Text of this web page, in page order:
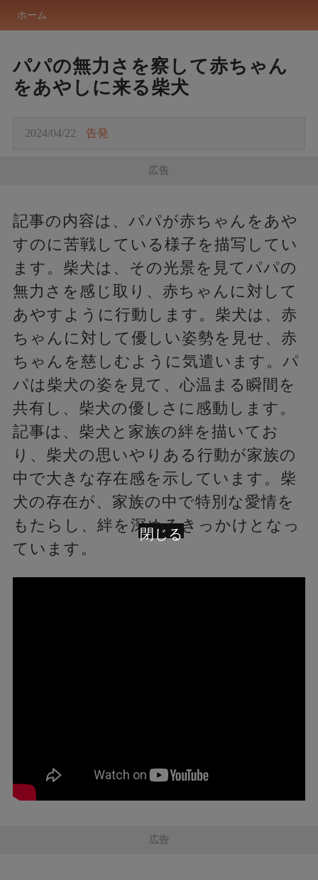
ホーム
パパの無力さを察して赤ちゃん
をあやしに来る柴犬
2024/04/22 告発
広告
記事の内容は、パパが赤ちゃんをあや
すのに苦戦している様子を描写してい
ます。柴犬は、その光景を見てパパの
無力さを感じ取り、赤ちゃんに対して
あやすように行動します。柴犬は、赤
ちゃんに対して優しい姿勢を見せ、赤
ちゃんを慈しむように気遣います。パ
パは柴犬の姿を見て、心温まる瞬間を
共有し、柴犬の優しさに感動します。
記事は、柴犬と家族の絆を描いてお
り、柴犬の思いやりある行動が家族の
中で大きな存在感を示しています。柴
犬の存在が、家族の中で特別な愛情を
もたらし、絆を深めるきっかけとなっ
ています。
広告
閉じる